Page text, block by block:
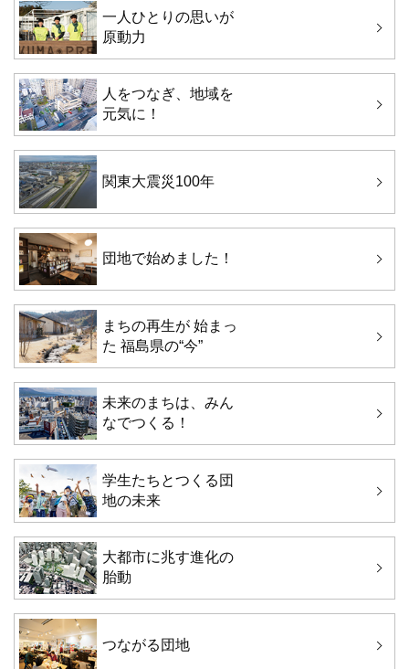
一人ひとりの思いが
原動力
人をつなぎ、地域を
元気に！
関東大震災100年
団地で始めました！
まちの再生が 始まっ
た 福島県の“今”
未来のまちは、みん
なでつくる！
学生たちとつくる団
地の未来
大都市に兆す進化の
胎動
つながる団地